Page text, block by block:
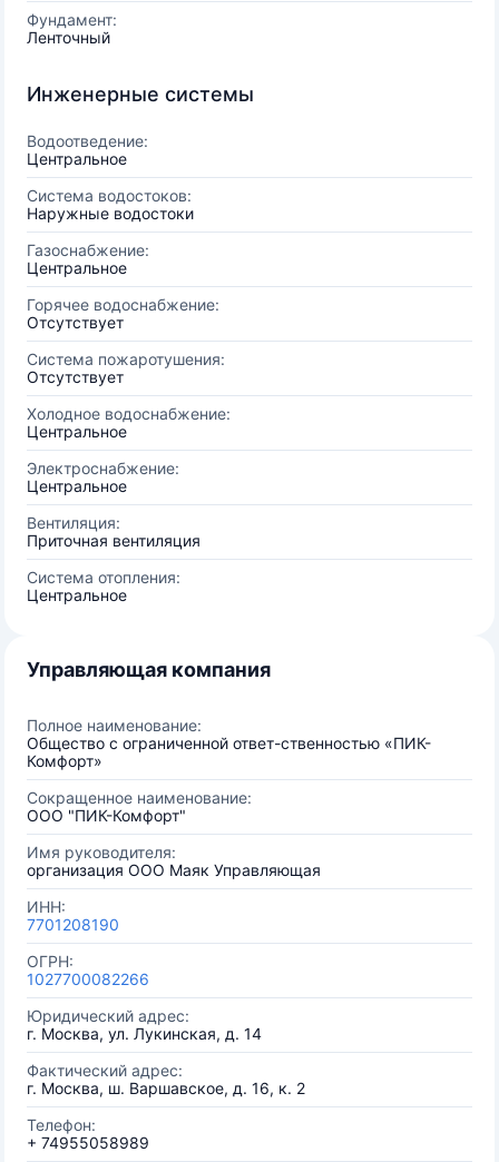
Фундамент:
Ленточный
Инженерные системы
Водоотведение:
Центральное
Система водостоков:
Наружные водостоки
Газоснабжение:
Центральное
Горячее водоснабжение:
Отсутствует
Система пожаротушения:
Отсутствует
Холодное водоснабжение:
Центральное
Электроснабжение:
Центральное
Вентиляция:
Приточная вентиляция
Система отопления:
Центральное
Управляющая компания
Полное наименование:
Общество с ограниченной ответ-ственностью «ПИК-
Комфорт»
Сокращенное наименование:
ООО "ПИК-Комфорт"
Имя руководителя:
организация ООО Маяк Управляющая
ИНН:
7701208190
ОГРН:
1027700082266
Юридический адрес:
г. Москва, ул. Лукинская, д. 14
Фактический адрес:
г. Москва, ш. Варшавское, д. 16, к. 2
Телефон:
+ 74955058989